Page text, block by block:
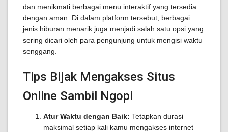
dan menikmati berbagai menu interaktif yang tersedia
dengan aman. Di dalam platform tersebut, berbagai
jenis hiburan menarik juga menjadi salah satu opsi yang
sering dicari oleh para pengunjung untuk mengisi waktu
senggang.
Tips Bijak Mengakses Situs
Online Sambil Ngopi
Atur Waktu dengan Baik: Tetapkan durasi
maksimal setiap kali kamu mengakses internet